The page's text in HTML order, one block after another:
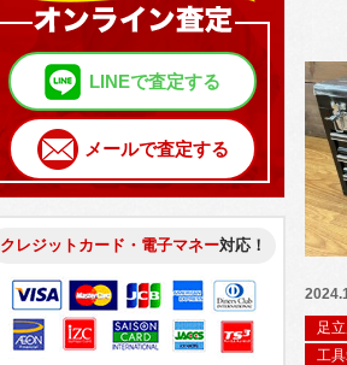
足
工
LINEで査定する
メールで査定する
クレジットカード・電子マネー対応！